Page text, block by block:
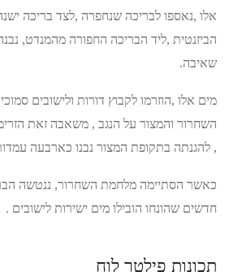
אלו ,נאספו לבריכה שנחפרה ,לצד בריכה
הביזנטית ,ליד הבריכה החפורה מהמנדט,
שאיבה.
מים אלו ,הוזרמו לקבוץ דורות ולישובים
השחרור והמצור על הנגב , משאבה זאת
, להגנתה בתקופת המצור נבנו כארבעה
כאשר הסתיימה מלחמת השחרור, ננטשה
חדשים שהונחו הובילו מים ישירות לישובים .
תכונות פילטר לוח